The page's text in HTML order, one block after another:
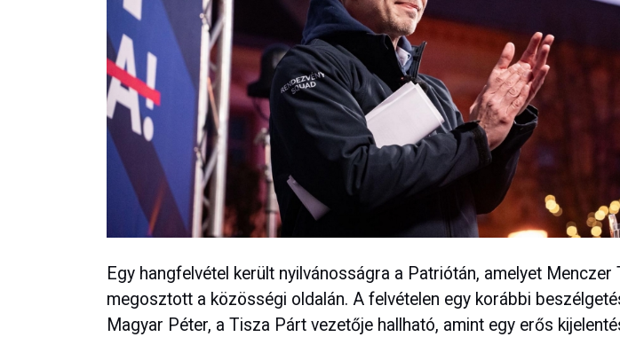
Egy hangfelvétel került nyilvánosságra a Patriótán, amelyet Menczer
megosztott a közösségi oldalán. A felvételen egy korábbi
Magyar Péter, a Tisza Párt vezetője hallható, amint egy erős